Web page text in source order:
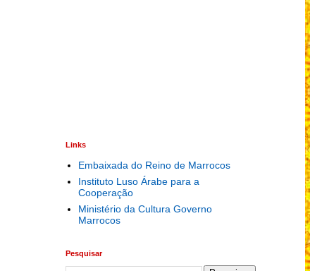
Links
Embaixada do Reino de Marrocos
Instituto Luso Árabe para a
Cooperação
Ministério da Cultura Governo
Marrocos
Pesquisar